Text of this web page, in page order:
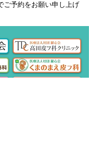
ご予約をお願い申し上げ